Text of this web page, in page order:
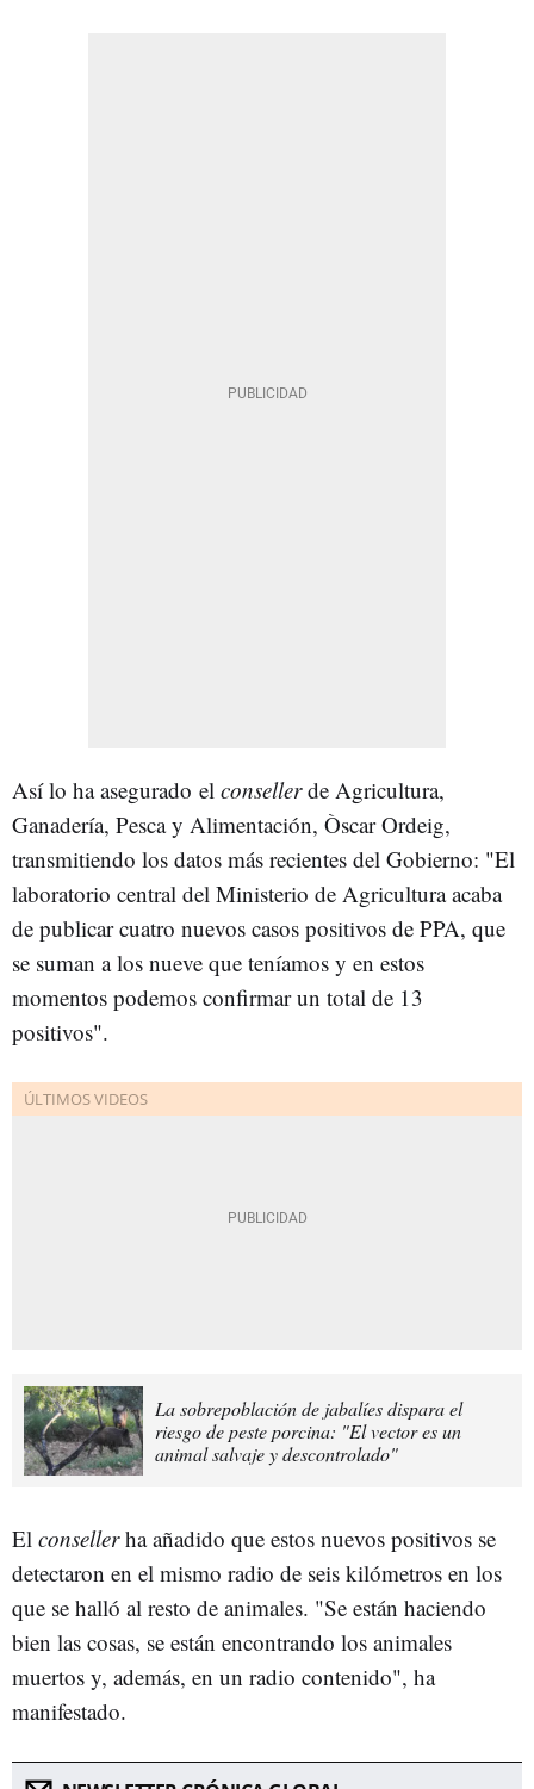
Así lo ha asegurado el consellerde Agricultura,
Ganadería, Pesca y Alimentación, Òscar Ordeig,
transmitiendo los datos más recientes del Gobierno: "El
laboratorio central del Ministerio de Agricultura acaba
de publicar cuatro nuevos casos positivos de PPA, que
se suman a los nueve que teníamos y en estos
momentos podemos confirmar un total de 13
positivos".
La sobrepoblación de jabalíes dispara el
riesgo de peste porcina: "El vector es un
animal salvaje y descontrolado"
El consellerha añadido que estos nuevos positivos se
detectaron en el mismo radio de seis kilómetros en los
que se halló al resto de animales. "Se están haciendo
bien las cosas, se están encontrando los animales
muertos y, además, en un radio contenido", ha
manifestado.